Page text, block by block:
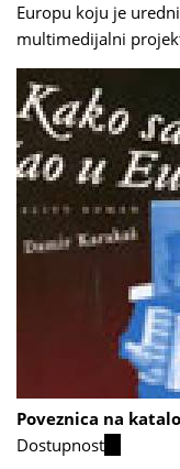
Europu koju je
multimedijalni
Poveznica na
Dostupnost